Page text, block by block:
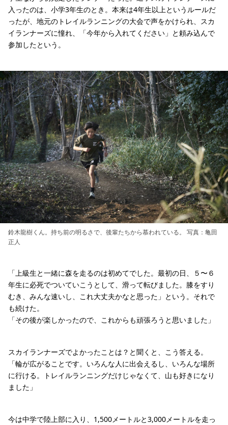
入ったのは、小学3年生のとき。本来は4年生以上というルールだ
ったが、地元のトレイルランニングの大会で声をかけられ、スカ
イランナーズに憧れ、「今年から入れてください」と頼み込んで
参加したという。
鈴木龍樹くん。持ち前の明るさで、後輩たちから慕われている。 写真：亀田
正人
「上級生と一緒に森を走るのは初めてでした。最初の日、５〜６
年生に必死でついていこうとして、滑って転びました。膝をすり
むき、みんな速いし、これ大丈夫かなと思った」という。それで
も続けた。
「その後が楽しかったので、これからも頑張ろうと思いました」
スカイランナーズでよかったことは？と聞くと、こう答える。
「輪が広がることです。いろんな人に出会えるし、いろんな場所
に行ける。トレイルランニングだけじゃなくて、山も好きになり
ました」
今は中学で陸上部に入り、1,500メートルと3,000メートルを走っ